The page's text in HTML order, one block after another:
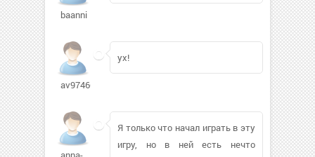
baanni
av97466399
ух!
Я только что начал играть в эту
игру, но в ней есть нечто